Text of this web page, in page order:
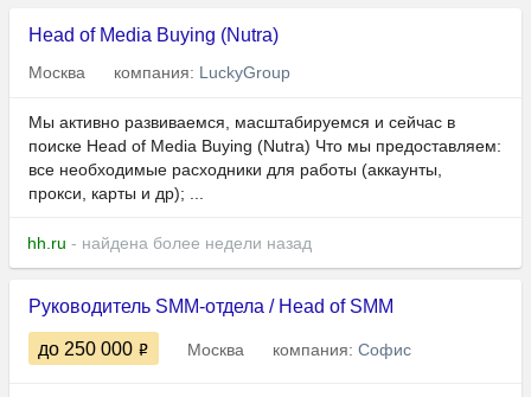
Head of Media Buying (Nutra)
Москва компания: LuckyGroup
Мы активно развиваемся, масштабируемся и сейчас в
поиске Head of Media Buying (Nutra) Что мы предоставляем:
все необходимые расходники для работы (аккаунты,
прокси, карты и др); ...
hh.ru - найдена более недели назад
Руководитель SMM-отдела / Head of SMM
до 250 000 Москва компания: Софис